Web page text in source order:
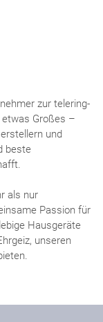
zur telering-
Großes –
und
beste
als nur
Passion für
Hausgeräte
unseren